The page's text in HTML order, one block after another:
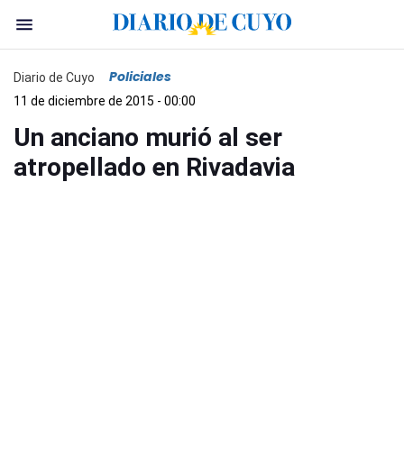
Diario de Cuyo Policiales
11 de diciembre de 2015 - 00:00
Un anciano murió al ser
atropellado en Rivadavia